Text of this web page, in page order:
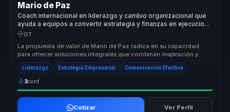
Mario de Paz
Coach internacional en liderazgo y cambio organizacional que
ayuda a equipos a convertir estrategia y finanzas en ejecucion,
foco y crecimiento.
GT
La propuesta de valor de Mario de Paz radica en su capacidad
para ofrecer soluciones integrales que combinan inspiración y
acción. Su enf...
Liderazgo Estrategia Empresarial Comunicación Efectiva
3conf.
Cotizar Ver Perfil